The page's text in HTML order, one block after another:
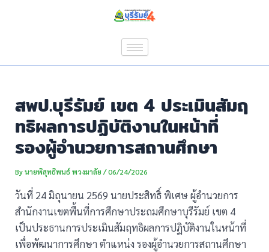
สพป.บุรีรัมย์ เขต 4 ประเมินสัมฤ
ทธิผลการปฏิบัติงานในหน้าที่
รองผู้อำนวยการสถานศึกษา
Byนายพิสุทธิพนธ์ พวงมาลัย/06/24/2026
วันที่ 24 มิถุนายน 2569 นายประสิทธิ์ พิเศษ ผู้อำนวยการ
สำนักงานเขตพื้นที่การศึกษาประถมศึกษาบุรีรัมย์ เขต 4
เป็นประธานการประเมินสัมฤทธิผลการปฏิบัติงานในหน้าที่
เพื่อพัฒนาการศึกษา ตำแหน่ง รองผู้อำนวยการสถานศึกษา